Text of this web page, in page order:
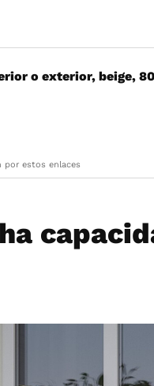
o exterior, beige,
por estos enlaces